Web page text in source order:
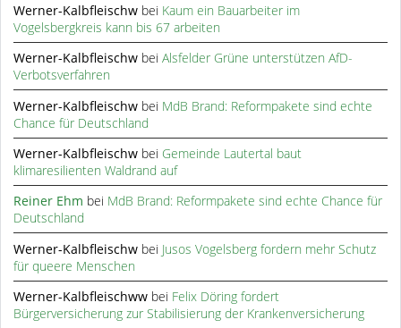
Werner-Kalbfleischw bei Kaum ein Bauarbeiter im
Vogelsbergkreis kann bis 67 arbeiten
Werner-Kalbfleischw beiAlsfelder Grüne unterstützen AfD-
Verbotsverfahren
Werner-Kalbfleischw bei MdB Brand: Reformpakete sind echte
Chance für Deutschland
Werner-Kalbfleischw bei Gemeinde Lautertal baut
klimaresilienten Waldrand auf
Reiner Ehm bei MdB Brand: Reformpakete sind echte Chance für
Deutschland
Werner-Kalbfleischw bei Jusos Vogelsberg fordern mehr Schutz
für queere Menschen
Werner-Kalbfleischww bei Felix Döring fordert
Bürgerversicherung zur Stabilisierung der Krankenversicherung